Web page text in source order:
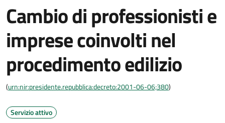
Cambio di professionisti e
imprese coinvolti nel
procedimento edilizio
(urn:nir:presidente.repubblica:decreto:2001-06-06;380)
Servizio attivo